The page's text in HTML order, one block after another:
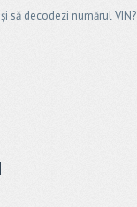
să decodezi numărul VIN?